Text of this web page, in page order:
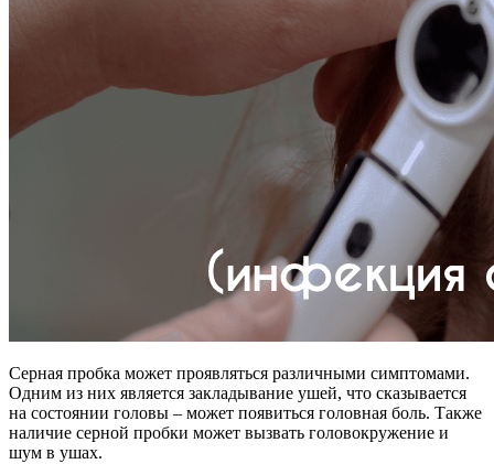
Серная пробка может проявляться различными симптомами.
Одним из них является закладывание ушей, что сказывается
на состоянии головы – может появиться головная боль. Также
наличие серной пробки может вызвать головокружение и
шум в ушах.